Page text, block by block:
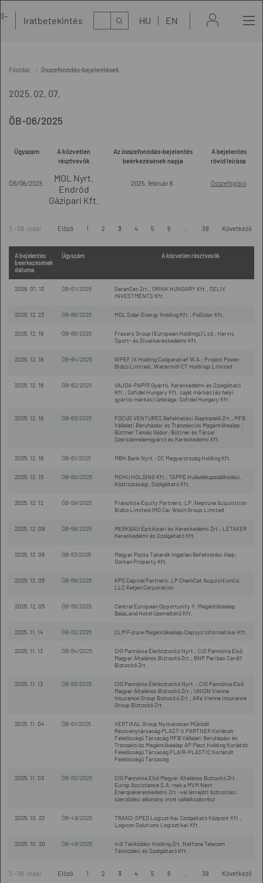
Iratbetekintés Kereső HU EN
Főoldal Összefonódás-bejelentések
2025. 02. 07.
ÖB-06/2025
Ügyszám
A közvetlen
résztvevők
Az összefonódás-bejelentés
beérkezésének napja
A bejelentés
rövid leírása
ÖB/06/2025.
MOL Nyrt.
Endrőd
Gázipari Kft.
2025. február 6. Összefoglaló
3 - 38. oldal Előző 1 2 3 4 5 6 38 Következő
A bejelentés
beérkezésének
dátuma
Ügyszám A közvetlen résztvevők
2026. 01. 13 ÖB-01/2026
GaranSec Zrt., ORINK HUNGARY Kft., SELIX
INVESTMENTS Kft.
2025. 12. 23 ÖB-66/2025 MOL Solar Energy Holding Kft.; PolSolar Kft.
2025. 12. 19 ÖB-65/2025
Frasers Group (European Holdings) Ltd.; Hervis
Sport- és Divatkereskedelmi Kft.
2025. 12. 18 ÖB-64/2025
WPEF IX Holding Coöperatief W.A.; Project Power
Bidco Limited ; Watermill-CT Holdings Limited
2025. 12. 16 ÖB-62/2025
VAJDA-PAPÍR Gyártó, Kereskedelmi és Szolgáltató
Kft.; Sofidel Hungary Kft. saját márkás (és helyi
gyártói márkás) üzletága; Sofidel Hungary Kft.
2025. 12. 16 ÖB-63/2025
FOCUS VENTURES Befektetési Alapkezelő Zrt.; MFB
Vállalati Beruházási és Tranzakciós Magántőkealap ;
Büttner Tamás Gábor; Büttner és Társai
Szerszámelemgyártó és Kereskedelmi Kft.
2025. 12. 16 ÖB-61/2025 MBH Bank Nyrt.; OC Magyarország Holding Kft.
2025. 12. 15 ÖB-60/2025
MOHU HOLDING Kft.; TAPPE Hulladékgazdálkodási,
Köztisztasági, Szolgáltató Kft.
2025. 12. 12 ÖB-59/2025
Franchise Equity Partners, LP ;Neptune Acquisition
Bidco Limited;IMO Car Wash Group Limited
2025. 12. 09 ÖB-58/2025
MERKBAU Építőipari és Kereskedelmi Zrt.; LÉTAKER
Kereskedelmi és Szolgáltató Kft.
2025. 12. 08 ÖB-57/2025
Magyar Posta Takarék Ingatlan Befektetési Alap;
Dorkan Property Kft.
2025. 12. 05 ÖB-56/2025
KPS Capital Partners, LP ChemCat AcquisitionCo,
LLC Ketjen Corporation
2025. 12. 05 ÖB-55/2025
Central European Opportunity II. Magántőkealap
BalaLand Hotel Üzemeltető Kft.
2025. 11. 14 ÖB-52/2025 CLM Future Magántőkealap;Capsys Informatikai Kft.
2025. 11. 13 ÖB-54/2025
CIG Pannónia Életbiztosító Nyrt.; CIG Pannónia Első
Magyar Általános Biztosító Zrt.; BNP Paribas Cardif
Biztosító Zrt.
2025. 11. 13 ÖB-53/2025
CIG Pannónia Életbiztosító Nyrt. ; CIG Pannónia Első
Magyar Általános Biztosító Zrt.; UNION Vienna
Insurance Group Biztosító Zrt.; Alfa Vienna Insurance
Group Biztosító Zrt.
2025. 11. 04 ÖB-51/2025
VERTIKAL Group Nyilvánosan Működő
Részvénytársaság PLAST-X PARTNER Korlátolt
Felelősségű Társaság MFB Vállalati Beruházási és
Tranzakciós Magántőkealap AP Plast Holding Korlátolt
Felelősségű Társaság FLAIR-PLASTIC Korlátolt
Felelősségű Társaság
2025. 11. 03 ÖB-50/2025
CIG Pannónia Első Magyar Általános Biztosító Zrt.
Europ Assistance S.A.-nak a MVM Next
Energiakereskedelmi Zrt.-vel létrejött biztosítási
szerződési állomány mint vállalkozásrész
2025. 10. 22 ÖB-49/2025
TRANS-SPED Logisztikai Szolgáltató Központ Kft.;
Logicon Solutions Logisztikai Kft.
2025. 10. 20 ÖB-48/2025
4iG Távközlési Holding Zrt. Netfone Telecom
Távközlési és Szolgáltató Kft.
3 - 38. oldal Előző 1 2 3 4 5 6 38 Következő